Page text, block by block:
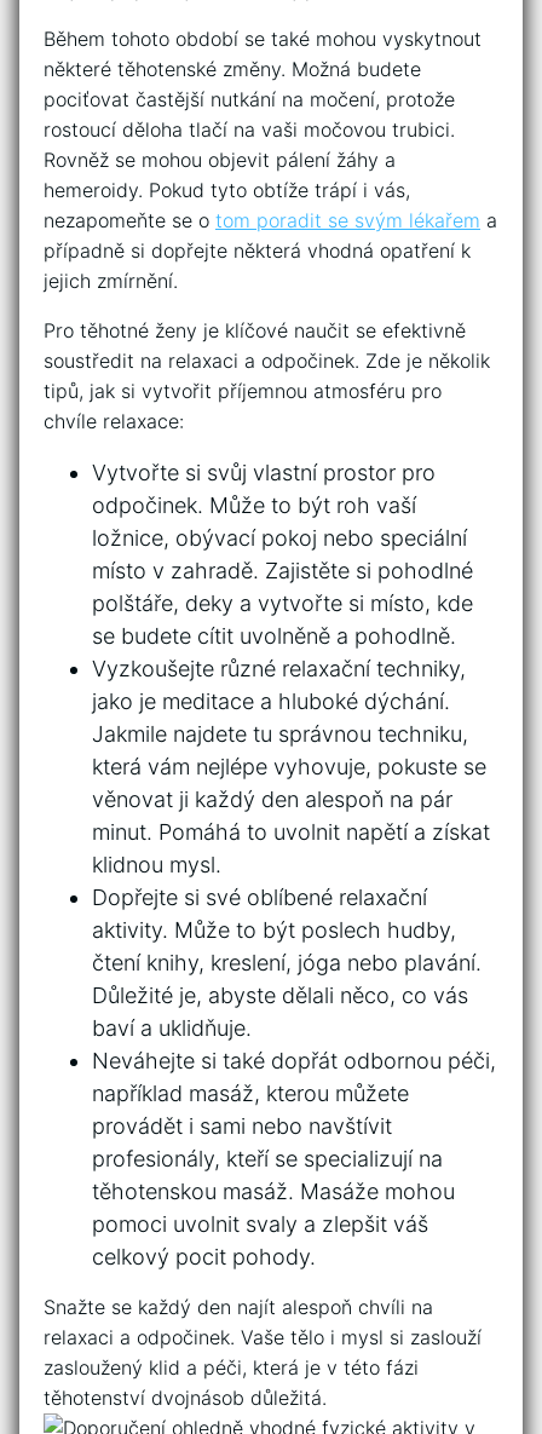
Během ​tohoto období se ‌také ​mohou​ vyskytnout⁢
některé těhotenské změny. Možná budete ​
pociťovat častější ​nutkání ⁣na močení, protože
⁢rostoucí děloha ‍tlačí na vaši ‌močovou trubici.⁢
Rovněž se mohou objevit ⁢pálení žáhy a
⁢hemeroidy.⁢ Pokud ⁢tyto ⁢obtíže trápí i vás,
nezapomeňte⁢ se‍ o tom poradit se svým lékařem a
případně si dopřejte některá​ vhodná‍ opatření k‌
jejich ​zmírnění.
Pro těhotné ženy je klíčové naučit ⁢se ⁢efektivně
soustředit na​ relaxaci a odpočinek. Zde ‌je několik
tipů,​ jak ⁣si vytvořit příjemnou‌ atmosféru pro
chvíle relaxace:
Vytvořte si svůj vlastní prostor pro
odpočinek. Může to být roh vaší
⁣ložnice, obývací pokoj nebo ‌speciální
místo v zahradě. Zajistěte si ‌pohodlné
polštáře,⁢ deky ⁢a vytvořte si místo, kde‌
se⁢ budete ⁣cítit uvolněně ‌a pohodlně.
Vyzkoušejte různé relaxační⁢ techniky,
jako je ‌meditace​ a hluboké dýchání.
Jakmile najdete tu správnou⁢ techniku,
která vám nejlépe vyhovuje, pokuste se
věnovat ji každý den alespoň na pár
minut. Pomáhá to uvolnit napětí a získat
klidnou​ mysl.
Dopřejte si ⁢své ​oblíbené ⁢relaxační
aktivity. Může to být poslech ⁣hudby,
čtení knihy, kreslení,‌ jóga ‌nebo plavání.⁢
Důležité je, abyste dělali něco, ​co vás
baví a uklidňuje.
Neváhejte si ​také dopřát odbornou péči,
​například masáž, kterou můžete
⁤provádět i sami ⁤nebo navštívit
profesionály, kteří se ⁢specializují na
těhotenskou masáž. Masáže mohou
pomoci⁤ uvolnit svaly a zlepšit váš
celkový pocit pohody.
Snažte se každý den najít ⁢alespoň ⁤chvíli na
relaxaci a ​odpočinek.‍ Vaše tělo i mysl si zaslouží
zasloužený klid ​a ⁤péči,​ která ‌je‌ v této fázi
těhotenství dvojnásob důležitá.